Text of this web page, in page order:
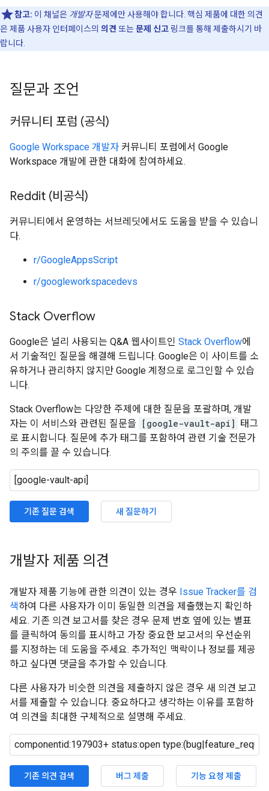
참고: 이 채널은 개발자문제에만 사용해야 합니다. 핵심 제품에 대한 의견
은 제품 사용자 인터페이스의 의견 또는 문제 신고 링크를 통해 제출하시기 바
랍니다.
질문과 조언
커뮤니티 포럼 (공식)
Google Workspace 개발자 커뮤니티 포럼에서 Google
Workspace 개발에 관한 대화에 참여하세요.
Reddit (비공식)
커뮤니티에서 운영하는 서브레딧에서도 도움을 받을 수 있습니
다.
r/GoogleAppsScript
r/googleworkspacedevs
Stack Overflow
Google은 널리 사용되는 Q&A 웹사이트인 Stack Overflow에
서 기술적인 질문을 해결해 드립니다. Google은 이 사이트를 소
유하거나 관리하지 않지만 Google 계정으로 로그인할 수 있습
니다.
Stack Overflow는 다양한 주제에 대한 질문을 포괄하며, 개발
자는 이 서비스와 관련된 질문을
[google-vault-api] 태그
로 표시합니다. 질문에 추가 태그를 포함하여 관련 기술 전문가
의 주의를 끌 수 있습니다.
기존 질문 검색 새 질문하기
개발자 제품 의견
개발자 제품 기능에 관한 의견이 있는 경우 Issue Tracker를 검
색하여 다른 사용자가 이미 동일한 의견을 제출했는지 확인하
세요. 기존 의견 보고서를 찾은 경우 문제 번호 옆에 있는 별표
를 클릭하여 동의를 표시하고 가장 중요한 보고서의 우선순위
를 지정하는 데 도움을 주세요. 추가적인 맥락이나 정보를 제공
하고 싶다면 댓글을 추가할 수 있습니다.
다른 사용자가 비슷한 의견을 제출하지 않은 경우 새 의견 보고
서를 제출할 수 있습니다. 중요하다고 생각하는 이유를 포함하
여 의견을 최대한 구체적으로 설명해 주세요.
기존 의견 검색 버그 제출 기능 요청 제출